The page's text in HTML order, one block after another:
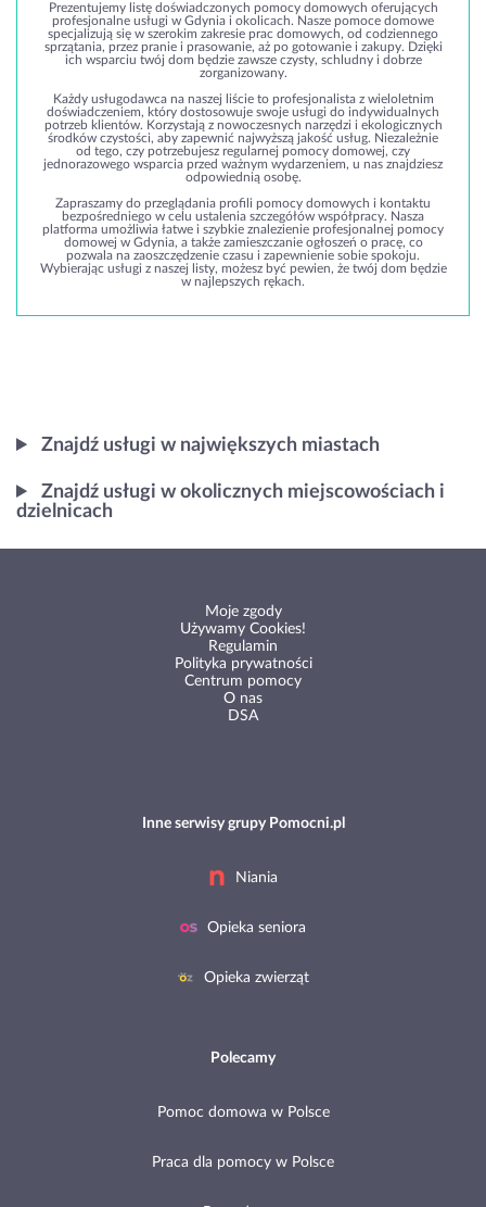
Prezentujemy listę doświadczonych pomocy domowych oferujących
profesjonalne usługi w Gdynia i okolicach. Nasze pomoce domowe
specjalizują się w szerokim zakresie prac domowych, od codziennego
sprzątania, przez pranie i prasowanie, aż po gotowanie i zakupy. Dzięki
ich wsparciu twój dom będzie zawsze czysty, schludny i dobrze
zorganizowany.
Każdy usługodawca na naszej liście to profesjonalista z wieloletnim
doświadczeniem, który dostosowuje swoje usługi do indywidualnych
potrzeb klientów. Korzystają z nowoczesnych narzędzi i ekologicznych
środków czystości, aby zapewnić najwyższą jakość usług. Niezależnie
od tego, czy potrzebujesz regularnej pomocy domowej, czy
jednorazowego wsparcia przed ważnym wydarzeniem, u nas znajdziesz
odpowiednią osobę.
Zapraszamy do przeglądania profili pomocy domowych i kontaktu
bezpośredniego w celu ustalenia szczegółów współpracy. Nasza
platforma umożliwia łatwe i szybkie znalezienie profesjonalnej pomocy
domowej w Gdynia, a także zamieszczanie ogłoszeń o pracę, co
pozwala na zaoszczędzenie czasu i zapewnienie sobie spokoju.
Wybierając usługi z naszej listy, możesz być pewien, że twój dom będzie
w najlepszych rękach.
Znajdź usługi w największych miastach
Znajdź usługi w okolicznych miejscowościach i
dzielnicach
Moje zgody
Używamy Cookies!
Regulamin
Polityka prywatności
Centrum pomocy
O nas
DSA
Inne serwisy grupy Pomocni.pl
Niania
Opieka seniora
Opieka zwierząt
Polecamy
Pomoc domowa w Polsce
Praca dla pomocy w Polsce